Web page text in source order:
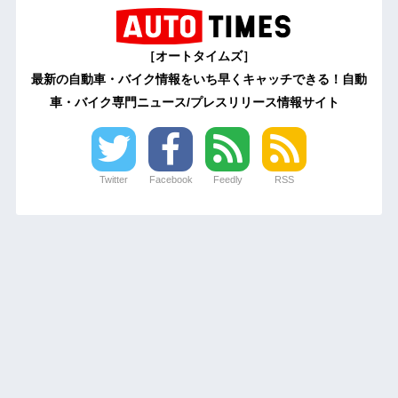
［オートタイムズ］
最新の自動車・バイク情報をいち早くキャッチできる！自動
車・バイク専門ニュース/プレスリリース情報サイト
Twitter Facebook Feedly RSS